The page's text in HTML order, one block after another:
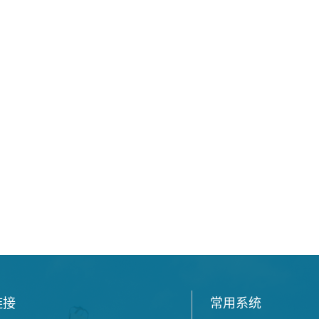
接 常用系统